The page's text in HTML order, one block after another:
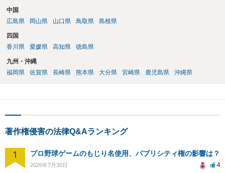
中国
広島県
岡山県 山口県 鳥取県 島根県
四国
香川県
愛媛県 高知県 徳島県
九州・沖縄
福岡県
佐賀県 長崎県 熊本県 大分県 宮崎県 鹿児島県 沖縄県
著作権侵害の法律Q&Aランキング
1 プロ野球ゲームのもじり名使用、パブリシティ権の影響は？
2026年7月30日 4